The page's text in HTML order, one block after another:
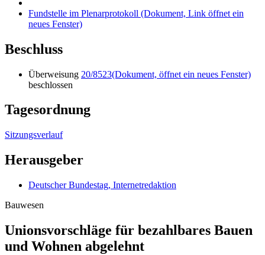
Fundstelle im Plenarprotokoll (Dokument, Link öffnet ein
neues Fenster)
Beschluss
Überweisung 20/8523(Dokument, öffnet ein neues Fenster)
beschlossen
Tagesordnung
Sitzungsverlauf
Herausgeber
Deutscher Bundestag, Internetredaktion
Bauwesen
Unionsvorschläge für bezahlbares Bauen
und Wohnen abgelehnt